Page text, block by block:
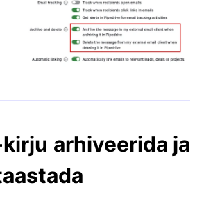
arhiveerida ja